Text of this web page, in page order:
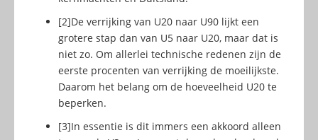
[2]De verrijking van U20 naar U90 lijkt een
grotere stap dan van U5 naar U20, maar dat is
niet zo. Om allerlei technische redenen zijn de
eerste procenten van verrijking de moeilijkste.
Daarom het belang om de hoeveelheid U20 te
beperken.
[3]In essentie is dit immers een akkoord alleen